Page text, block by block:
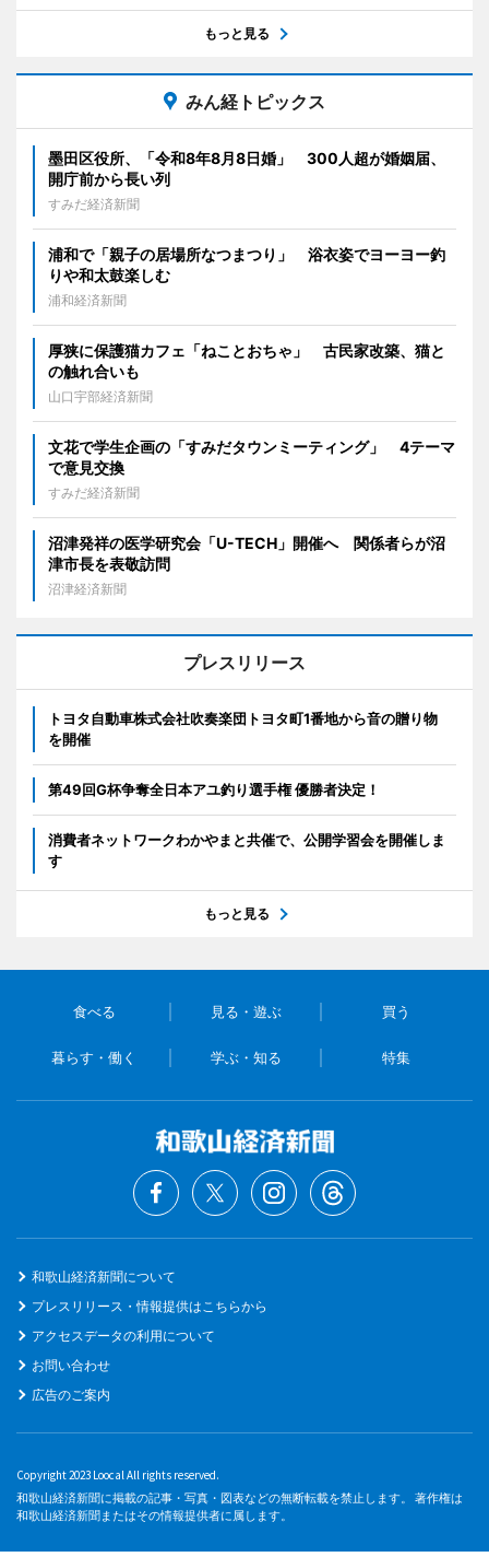
もっと見る
みん経トピックス
墨田区役所、「令和8年8月8日婚」 300人超が婚姻届、
開庁前から長い列
すみだ経済新聞
浦和で「親子の居場所なつまつり」 浴衣姿でヨーヨー釣
りや和太鼓楽しむ
浦和経済新聞
厚狭に保護猫カフェ「ねことおちゃ」 古民家改築、猫と
の触れ合いも
山口宇部経済新聞
文花で学生企画の「すみだタウンミーティング」 4テーマ
で意見交換
すみだ経済新聞
沼津発祥の医学研究会「U-TECH」開催へ 関係者らが沼
津市長を表敬訪問
沼津経済新聞
プレスリリース
トヨタ自動車株式会社吹奏楽団トヨタ町1番地から音の贈り物
を開催
第49回G杯争奪全日本アユ釣り選手権 優勝者決定！
消費者ネットワークわかやまと共催で、公開学習会を開催しま
す
もっと見る
食べる 見る・遊ぶ 買う
暮らす・働く 学ぶ・知る 特集
和歌山経済新聞について
プレスリリース・情報提供はこちらから
アクセスデータの利用について
お問い合わせ
広告のご案内
Copyright 2023 Loocal All rights reserved.
和歌山経済新聞に掲載の記事・写真・図表などの無断転載を禁止します。 著作権は
和歌山経済新聞またはその情報提供者に属します。